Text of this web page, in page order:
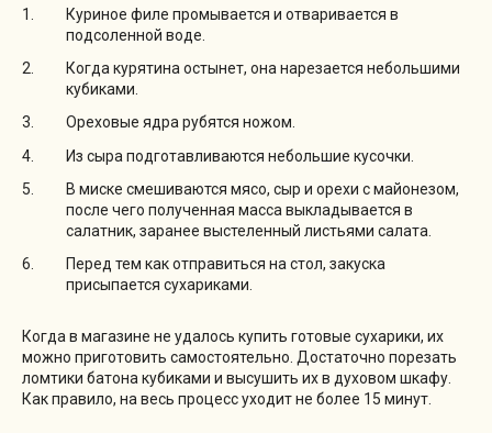
Куриное филе промывается и отваривается в
подсоленной воде.
Когда курятина остынет, она нарезается небольшими
кубиками.
Ореховые ядра рубятся ножом.
Из сыра подготавливаются небольшие кусочки.
В миске смешиваются мясо, сыр и орехи с майонезом,
после чего полученная масса выкладывается в
салатник, заранее выстеленный листьями салата.
Перед тем как отправиться на стол, закуска
присыпается сухариками.
Когда в магазине не удалось купить готовые сухарики, их
можно приготовить самостоятельно. Достаточно порезать
ломтики батона кубиками и высушить их в духовом шкафу.
Как правило, на весь процесс уходит не более 15 минут.